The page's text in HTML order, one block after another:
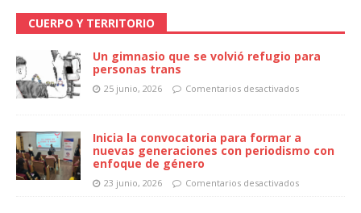
CUERPO Y TERRITORIO
Un gimnasio que se volvió refugio para
personas trans
25 junio, 2026 Comentarios desactivados
Inicia la convocatoria para formar a
nuevas generaciones con periodismo con
enfoque de género
23 junio, 2026 Comentarios desactivados